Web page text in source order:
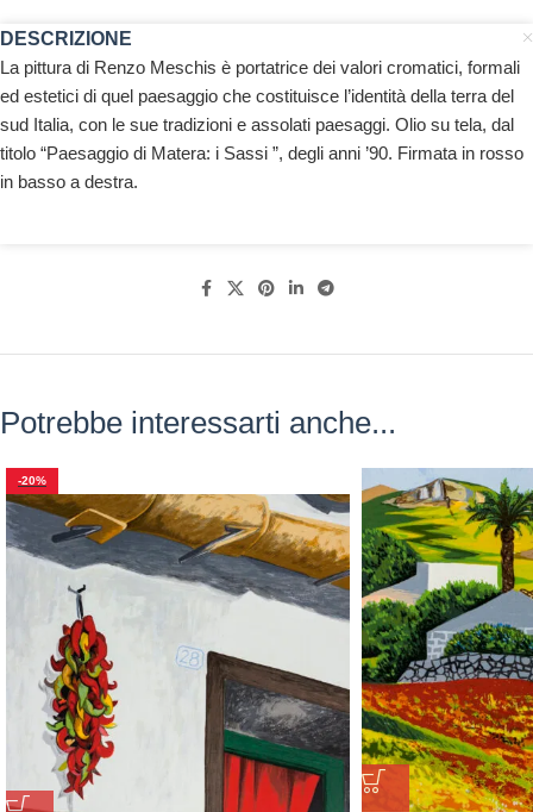
DESCRIZIONE
La pittura di Renzo Meschis è portatrice dei valori cromatici, formali
ed estetici di quel paesaggio che costituisce l’identità della terra del
sud Italia, con le sue tradizioni e assolati paesaggi. Olio su tela, dal
titolo “Paesaggio di Matera: i Sassi ”, degli anni ’90. Firmata in rosso
in basso a destra.
Potrebbe interessarti anche...
-20%